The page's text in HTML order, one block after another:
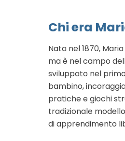
Chi era
Nata nel 1870,
ma è nel campo
sviluppato nel
bambino,
pratiche e giochi
tradizionale
di apprendimento